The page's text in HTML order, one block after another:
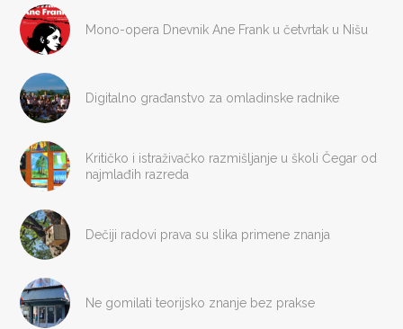
Mono-opera Dnevnik Ane Frank u četvrtak u Nišu
Digitalno građanstvo za omladinske radnike
Kritičko i istraživačko razmišljanje u školi Čegar od
najmlađih razreda
Dečiji radovi prava su slika primene znanja
Ne gomilati teorijsko znanje bez prakse